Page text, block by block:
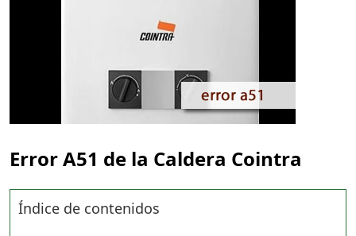
Error A51 de la Caldera Cointra
Índice de contenidos